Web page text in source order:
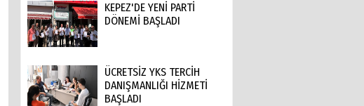
KEPEZ'DE YENİ PARTİ
DÖNEMİ BAŞLADI
ÜCRETSİZ YKS TERCİH
DANIŞMANLIĞI HİZMETİ
BAŞLADI